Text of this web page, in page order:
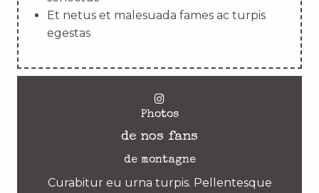
Et netus et malesuada fames ac turpis
egestas
Photos
de nos fans
de montagne
Curabitur eu urna turpis. Pellentesque